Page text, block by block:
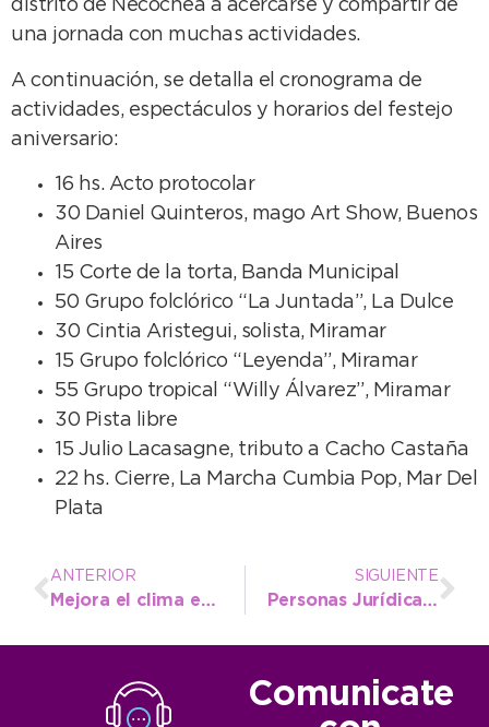
distrito de Necochea a acercarse y compartir de
una jornada con muchas actividades.
A continuación, se detalla el cronograma de
actividades, espectáculos y horarios del festejo
aniversario:
16 hs. Acto protocolar
30 Daniel Quinteros, mago Art Show, Buenos
Aires
15 Corte de la torta, Banda Municipal
50 Grupo folclórico “La Juntada”, La Dulce
30 Cintia Aristegui, solista, Miramar
15 Grupo folclórico “Leyenda”, Miramar
55 Grupo tropical “Willy Álvarez”, Miramar
30 Pista libre
15 Julio Lacasagne, tributo a Cacho Castaña
22 hs. Cierre, La Marcha Cumbia Pop, Mar Del
Plata
ANTERIOR
Mejora el clima en vísperas de Semana Santa
SIGUIENTE
Personas Jurídicas y ENTUR, con integrantes de centros de jubilados
Comunicate